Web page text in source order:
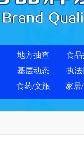
地方抽查 食品
基层动态 执
食药/文旅 家居